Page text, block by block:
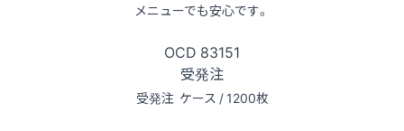
メニューでも安心です。
OCD 83151
受発注
受発注 ケース / 1200枚